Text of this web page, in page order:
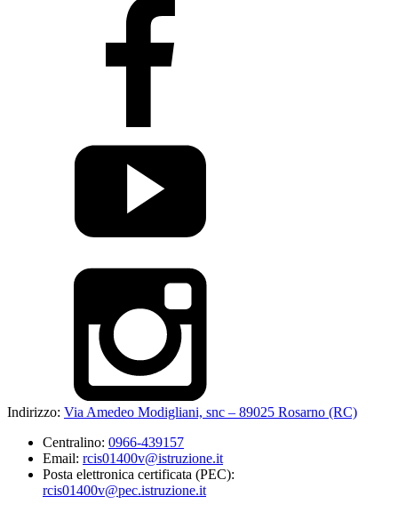
Indirizzo: Via Amedeo Modigliani, snc – 89025 Rosarno (RC)
Centralino: 0966-439157
Email: rcis01400v@istruzione.it
Posta elettronica certificata (PEC):
rcis01400v@pec.istruzione.it